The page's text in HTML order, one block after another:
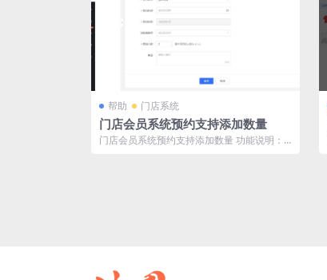
帮助 门店系统
门店会员系统预约支持添加数量
门店会员系统预约支持添加数量 功能说明：